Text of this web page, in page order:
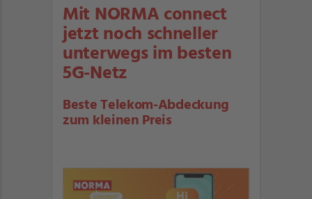
Mit NORMA connect
jetzt noch schneller
unterwegs im besten
5G-Netz
Beste Telekom-Abdeckung
zum kleinen Preis